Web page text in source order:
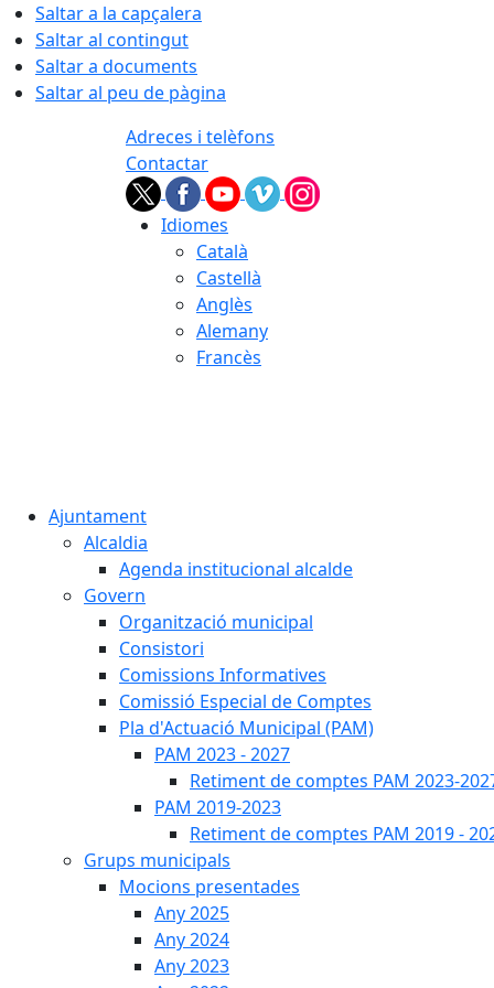
Saltar a la capçalera
Saltar al contingut
Saltar a documents
Saltar al peu de pàgina
Adreces i telèfons
Contactar
Idiomes
Català
Castellà
Anglès
Alemany
Francès
Ajuntament
Alcaldia
Agenda institucional alcalde
Govern
Organització municipal
Consistori
Comissions Informatives
Comissió Especial de Comptes
Pla d'Actuació Municipal (PAM)
PAM 2023 - 2027
Retiment de comptes PAM 2023-
PAM 2019-2023
Retiment de comptes PAM 2019 -
Grups municipals
Mocions presentades
Any 2025
Any 2024
Any 2023